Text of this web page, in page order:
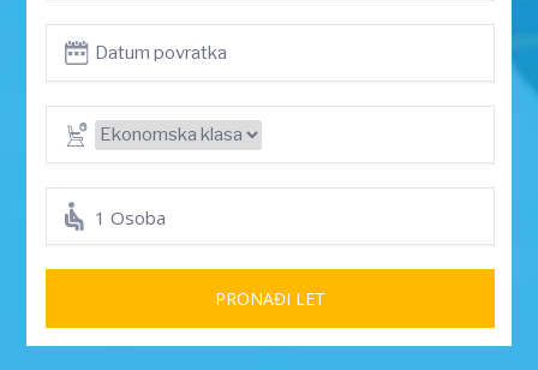
1 Osoba
PRONAĐI LET